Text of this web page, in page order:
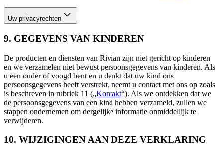
Uw privacyrechten
9. GEGEVENS VAN KINDEREN
De producten en diensten van Rivian zijn niet gericht op kinderen
en we verzamelen niet bewust persoonsgegevens van kinderen. Als
u een ouder of voogd bent en u denkt dat uw kind ons
persoonsgegevens heeft verstrekt, neemt u contact met ons op zoals
is beschreven in rubriek 11 („Kontakt“). Als we ontdekken dat we
de persoonsgegevens van een kind hebben verzameld, zullen we
stappen ondernemen om dergelijke informatie onmiddellijk te
verwijderen.
10. WIJZIGINGEN AAN DEZE VERKLARING